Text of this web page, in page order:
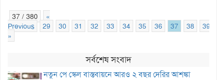
37 / 380
«
Previous
29 30 31 32 33 34 35 36 37 38
39
»
সর্বশেষ সংবাদ
নতুন পে স্কেল বাস্তবায়নে আরও ২ বছর দেরির আশঙ্কা